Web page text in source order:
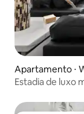
Apartamento ⋅
Estadia de luxo